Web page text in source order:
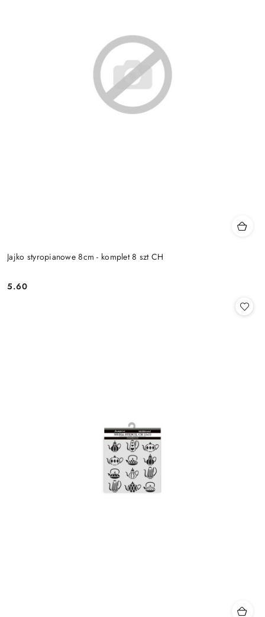
Jajko styropianowe 8cm - komplet 8 szt CH
Cena:
5.60